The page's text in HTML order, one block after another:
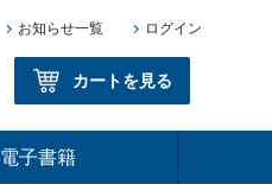
お知らせ一覧 ログイン
カートを見る
電子書籍